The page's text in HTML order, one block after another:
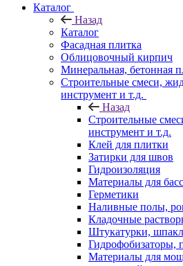
Каталог
Назад
Каталог
Фасадная плитка
Облицовочный кирпич
Минеральная, бетонная
Строительные смеси,
инструмент и т.д.
Назад
Строительные
инструмент и т.д.
Клей для плитки
Затирки для швов
Гидроизоляция
Материалы для
Герметики
Наливные полы,
Кладочные
Штукатурки,
Гидрофобизаторы,
Материалы для